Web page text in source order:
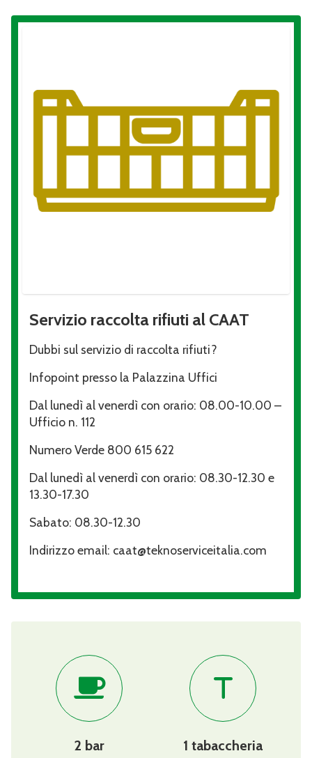
Servizio raccolta rifiuti al CAAT
Dubbi sul servizio di raccolta rifiuti?
Infopoint presso la Palazzina Uffici
Dal lunedì al venerdì con orario: 08.00-10.00 –
Ufficio n. 112
Numero Verde 800 615 622
Dal lunedì al venerdì con orario: 08.30-12.30 e
13.30-17.30
Sabato: 08.30-12.30
Indirizzo email: caat@teknoserviceitalia.com
2 bar 1 tabaccheria